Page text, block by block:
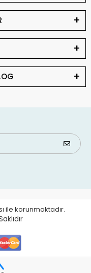
ile korunmaktadır.